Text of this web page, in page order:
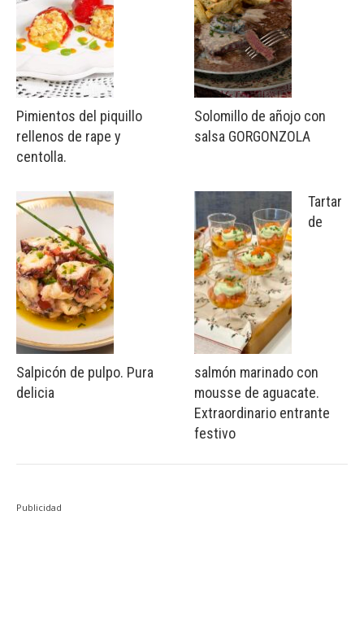
Pimientos del piquillo
rellenos de rape y
centolla.
Salpicón de pulpo. Pura
delicia
Solomillo de añojo con
salsa GORGONZOLA
Tartar
de
salmón marinado con
mousse de aguacate.
Extraordinario entrante
festivo
Publicidad